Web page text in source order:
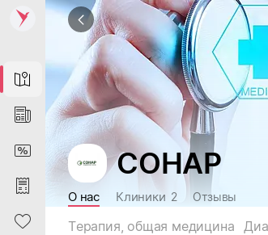
Map
News
DiscountCard
Purchases
Heart
СОНАР
О нас Клиники 2 Отзывы
Терапия, общая медицина